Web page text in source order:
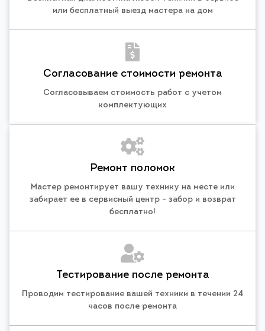
или бесплатный выезд мастера на дом
Согласование стоимости ремонта
Согласовываем стоимость работ с учетом
комплектующих
Ремонт поломок
Мастер ремонтирует вашу технику на месте или
забирает ее в сервисный центр - забор и возврат
бесплатно!
Тестирование после ремонта
Проводим тестирование вашей техники в течении 24
часов после ремонта